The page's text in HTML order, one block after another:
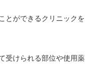
とができるクリニックを
受けられる部位や使用薬